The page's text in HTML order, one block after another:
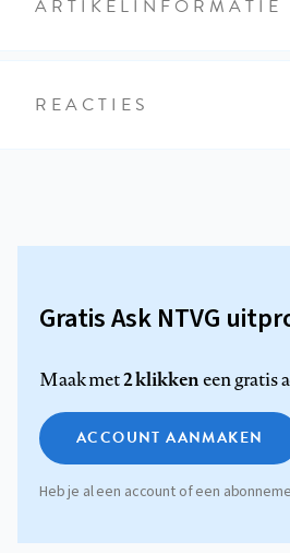
ARTIKELINFORMATIE
REACTIES
Gratis Ask NTVG
Maak met2 klikkeneen gratis
ACCOUNT AANMAKEN
Heb je al een account of een